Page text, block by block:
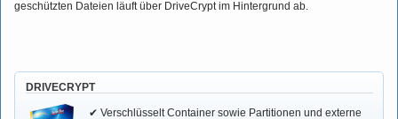
geschützten Dateien läuft über DriveCrypt im Hintergrund ab.
DRIVECRYPT
✔ Verschlüsselt Container sowie Partitionen und externe